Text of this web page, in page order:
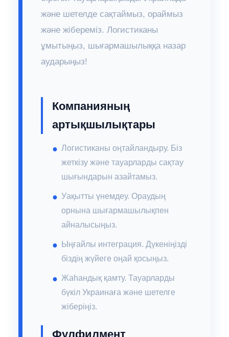
және шетелде сақтаймыз, ораймыз
және жібереміз. Логистиканы
ұмытыңыз, шығармашылыққа назар
аударыңыз!
Компанияның
артықшылықтары
Логистиканы оңтайландыру. Біз
жеткізу және тауарларды сақтау
шығындарын азайтамыз.
Уақытты үнемдеу. Ораудың
орнына шығармашылықпен
айналысыңыз.
Ыңғайлы интеграция. Дүкеніңізді
біздің жүйеге оңай қосыңыз.
Жаһандық қамту. Тауарларды
бүкіл Украинаға және шетелге
жіберіңіз.
Фулфилмент